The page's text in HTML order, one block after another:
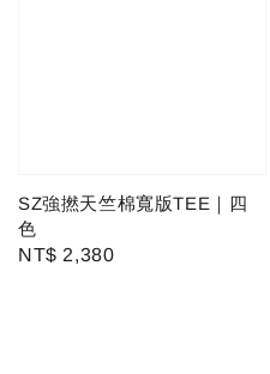
SZ強撚天竺棉寬版TEE｜四
色
Regular
NT$ 2,380